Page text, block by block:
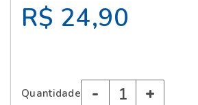
R$ 24,90
Quantidade - +